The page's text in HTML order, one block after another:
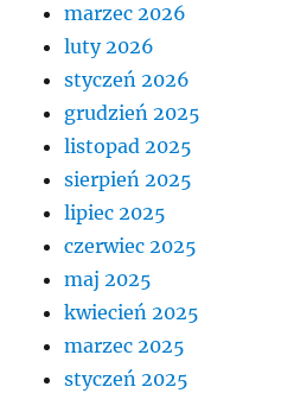
marzec 2026
luty 2026
styczeń 2026
grudzień 2025
listopad 2025
sierpień 2025
lipiec 2025
czerwiec 2025
maj 2025
kwiecień 2025
marzec 2025
styczeń 2025